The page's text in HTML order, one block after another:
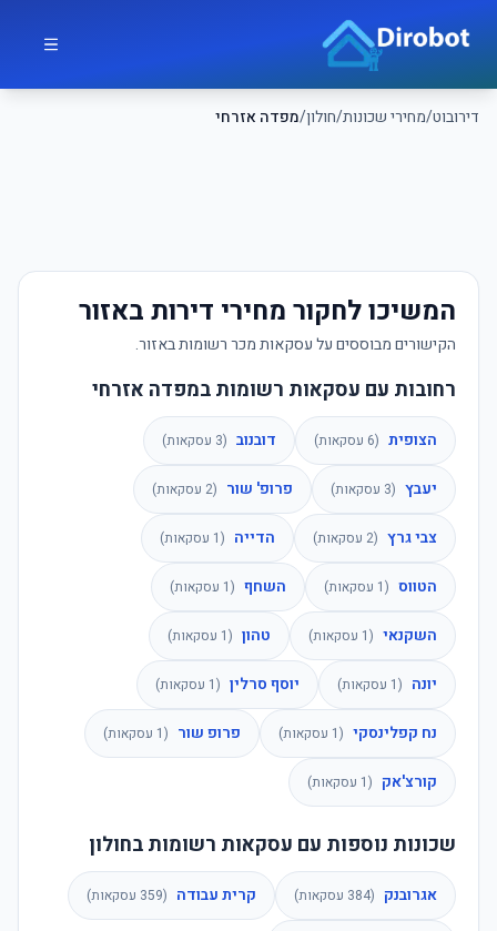
דירובוט/מחירי שכונות/חולון/מפדה אזרחי
דירובוט
המשיכו לחקור מחירי דירות באזור
הקישורים מבוססים על עסקאות מכר רשומות באזור.
רחובות עם עסקאות רשומות במפדה אזרחי
הצופית (
6 עסקאות) דובנוב (
3 עסקאות)
יעבץ (
3 עסקאות) פרופ' שור (
2 עסקאות)
צבי גרץ (
2 עסקאות) הדייה (
1 עסקאות)
הטווס (
1 עסקאות) השחף (
1 עסקאות)
השקנאי (
1 עסקאות) טהון (
1 עסקאות)
יונה (
1 עסקאות) יוסף סרלין (
1 עסקאות)
נח קפלינסקי (
1 עסקאות) פרופ שור (
1 עסקאות)
קורצ'אק (
1 עסקאות)
שכונות נוספות עם עסקאות רשומות בחולון
אגרובנק (
384 עסקאות) קרית עבודה (
359 עסקאות)